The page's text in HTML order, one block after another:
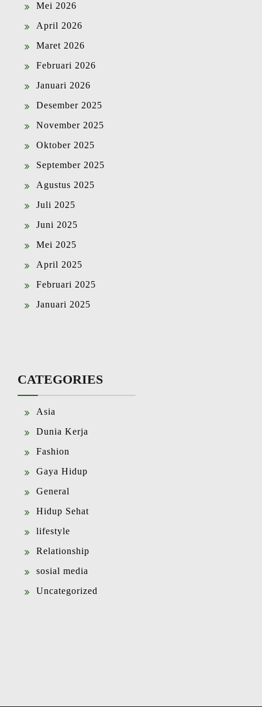
Mei 2026
April 2026
Maret 2026
Februari 2026
Januari 2026
Desember 2025
November 2025
Oktober 2025
September 2025
Agustus 2025
Juli 2025
Juni 2025
Mei 2025
April 2025
Februari 2025
Januari 2025
CATEGORIES
Asia
Dunia Kerja
Fashion
Gaya Hidup
General
Hidup Sehat
lifestyle
Relationship
sosial media
Uncategorized